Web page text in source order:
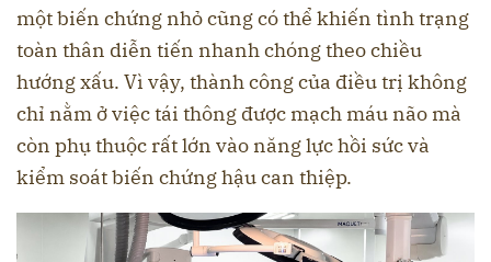
một biến chứng nhỏ cũng có thể khiến tình trạng
toàn thân diễn tiến nhanh chóng theo chiều
hướng xấu. Vì vậy, thành công của điều trị không
chỉ nằm ở việc tái thông được mạch máu não mà
còn phụ thuộc rất lớn vào năng lực hồi sức và
kiểm soát biến chứng hậu can thiệp.